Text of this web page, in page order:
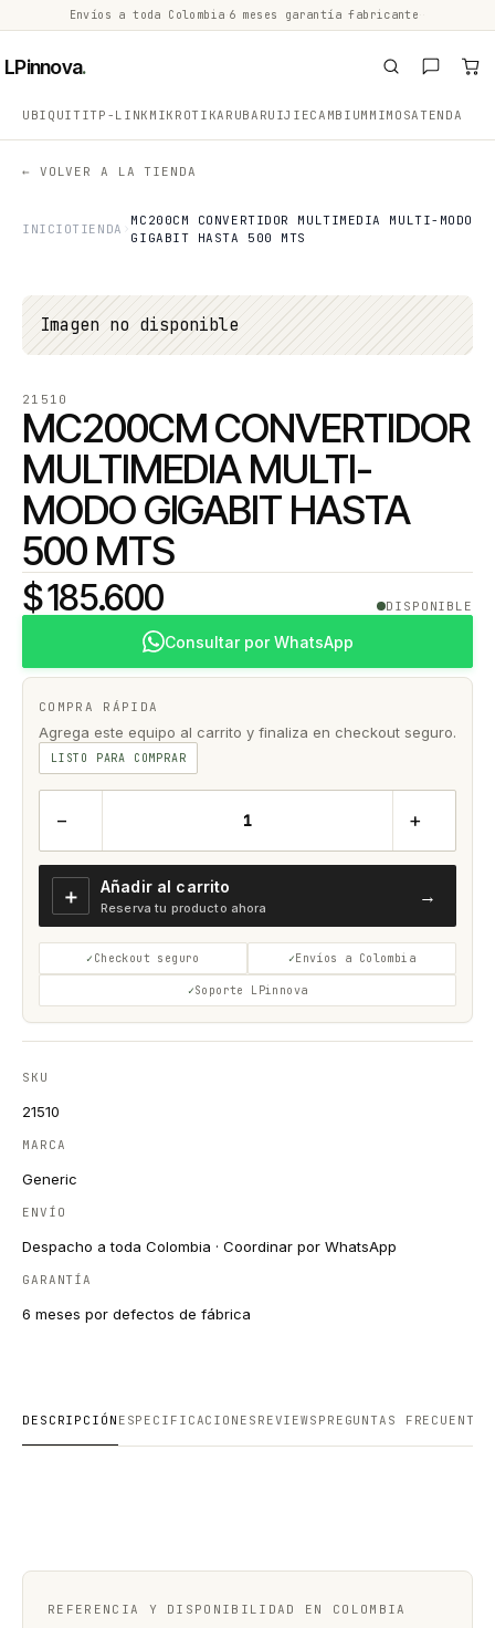
Envíos a toda Colombia 6 meses garantía fabricante
LPinnova.
UBIQUITITP-LINK MIKROTIKARUBA RUIJIECAMBIUM MIMOSATENDA
← VOLVER A LA TIENDA
INICIOTIENDA
MC200CM CONVERTIDOR MULTIMEDIA MULTI-MODO
GIGABIT HASTA 500 MTS
Imagen no disponible
21510
MC200CM CONVERTIDOR
MULTIMEDIA MULTI-
MODO GIGABIT HASTA
500 MTS
$ 185.600 DISPONIBLE
Consultar por WhatsApp
COMPRA RÁPIDA
Agrega este equipo al carrito y finaliza en checkout seguro.
LISTO PARA COMPRAR
− +
＋ Añadir al carrito
Reserva tu producto ahora
→
Checkout seguro Envíos a Colombia
Soporte LPinnova
SKU
21510
MARCA
Generic
ENVÍO
Despacho a toda Colombia · Coordinar por WhatsApp
GARANTÍA
6 meses por defectos de fábrica
DESCRIPCIÓN ESPECIFICACIONES REVIEWS PREGUNTAS FRECUENTES
REFERENCIA Y DISPONIBILIDAD EN COLOMBIA